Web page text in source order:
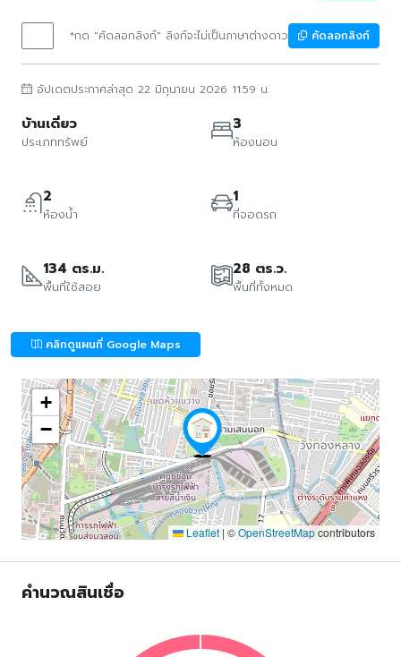
*กด "คัดลอกลิงก์" ลิงก์จะไม่เป็นภาษาต่างดาว คัดลอกลิงก์
อัปเดตประกาศล่าสุด 22 มิถุนายน 2026 11:59 น.
บ้านเดี่ยว
ประเภททรัพย์
3
ห้องนอน
2
ห้องน้ำ
1
ที่จอดรถ
134 ตร.ม.
พื้นที่ใช้สอย
28 ตร.ว.
พื้นที่ทั้งหมด
คลิกดูแผนที่ Google Maps
+
−
Leaflet | ©OpenStreetMapcontributors
คำนวณสินเชื่อ